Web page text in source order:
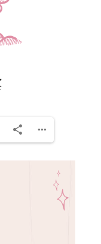
dFlip 3D Flipbook